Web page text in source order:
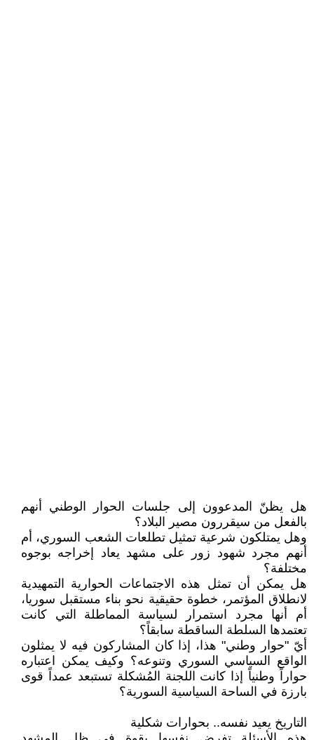
هل يظنّ المدعوون إلى جلسات الحوار الوطني أنهم
بالفعل من سيقررون مصير البلاد؟
وهل يمتلكون شرعية تمثيل تطلعات الشعب السوري، أم
أنهم مجرد شهود زور على مشهد يعاد إخراجه بوجوه
مختلفة؟
هل يمكن أن تمثل هذه الاجتماعات الحوارية التمهيدية
لانطلاق المؤتمر، خطوة حقيقية نحو بناء مستقبل سوريا،
أم أنها مجرد استمرار لسياسة المماطلة التي كانت
تعتمدها السلطة الساقطة سابقاً؟
أيّ "حوار وطني" هذا، إذا كان المشاركون فيه لا يمثلون
الواقع السياسي السوري وتنوعه؟ وكيف يمكن اعتباره
حواراً وطنياً إذا كانت اللجنة المُشكلة تستبعد عمداً قوى
بارزة في الساحة السياسية السورية؟
التاريخ يعيد نفسه.. بحوارات شكلية